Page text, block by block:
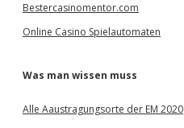
Bestercasinomentor.com
Online Casino Spielautomaten
Was man wissen muss
Alle Aaustragungsorte der EM 2020